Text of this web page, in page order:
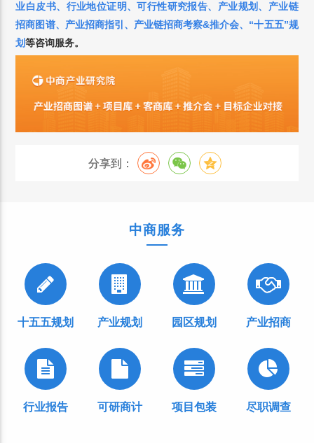
业白皮书、 行业地位证明、可行性研究报告、 产业规划 、 产业链
招商图谱、 产业招商指引 、 产业链招商考察&推介会、 “十五五”规
划等咨询服务。
分享到：
中商服务
十五五规划 产业规划 园区规划 产业招商
行业报告 可研商计 项目包装 尽职调查